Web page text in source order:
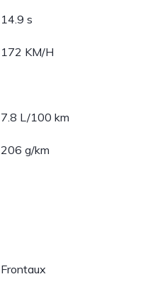
14.9 s
172 KM/H
7.8 L/100 km
206 g/km
Frontaux